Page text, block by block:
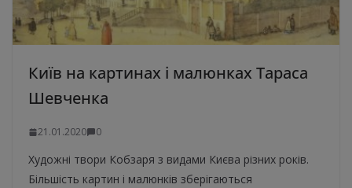
Київ на картинах і малюнках Тараса
Шевченка
21.01.2020 0
Художні твори Кобзаря з видами Києва різних років.
Більшість картин і малюнків зберігаються